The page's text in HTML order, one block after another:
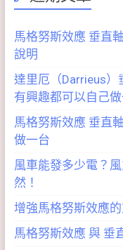
馬格努斯效應 垂直
說明
達里厄（Darrieus）
有興趣都可以自己做
馬格努斯效應 垂直
做一台
風車能發多少電？
然！
增強馬格努斯效應
馬格努斯效應 與 垂